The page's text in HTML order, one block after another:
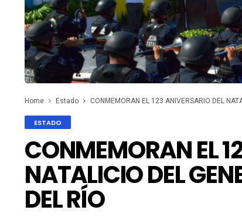
Home Estado CONMEMORAN EL 123 ANIVERSARIO DEL
ESTADO
CONMEMORAN EL
NATALICIO DEL
DEL RÍO